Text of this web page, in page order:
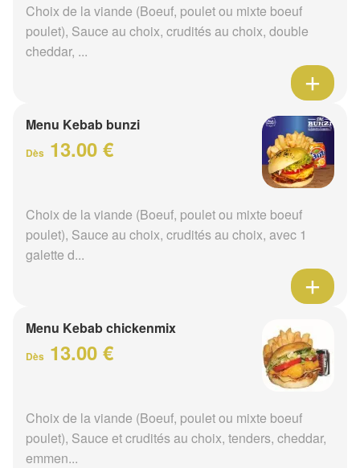
Choix de la viande (Boeuf, poulet ou mixte boeuf
poulet), Sauce au choix, crudités au choix, double
cheddar, ...
Menu Kebab bunzi
Dès 13.00 €
Choix de la viande (Boeuf, poulet ou mixte boeuf
poulet), Sauce au choix, crudités au choix, avec 1
galette d...
Menu Kebab chickenmix
Dès 13.00 €
Choix de la viande (Boeuf, poulet ou mixte boeuf
poulet), Sauce et crudités au choix, tenders, cheddar,
emmen...